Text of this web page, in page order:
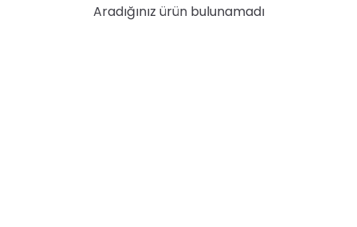
Aradığınız ürün bulunamadı